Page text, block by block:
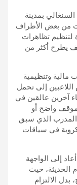
بمدينة
من بعض الأطراف
لتنظيم تظاهرات
يطرح أكثر من
مالية وتنظيمية
إلى تحمل
آخرين عالقين في
واضح أو
الذي سبق
في سياقات
إلى الواجهة
الحديثة، حيث
الالتزام